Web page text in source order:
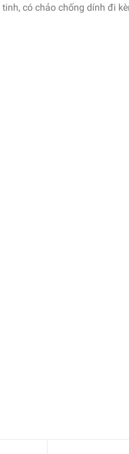
có chảo chống dính đi